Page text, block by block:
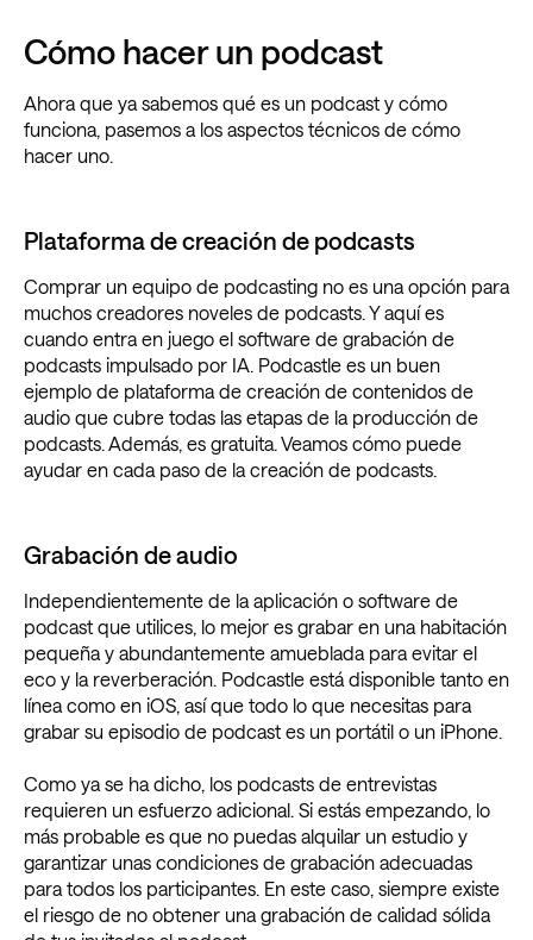
Cómo hacer un podcast
Ahora que ya sabemos qué es un podcast y cómo
funciona, pasemos a los aspectos técnicos de cómo
hacer uno.
Plataforma de creación de podcasts
Comprar un equipo de podcasting no es una opción para
muchos creadores noveles de podcasts. Y aquí es
cuando entra en juego el software de grabación de
podcasts impulsado por IA. Podcastle es un buen
ejemplo de plataforma de creación de contenidos de
audio que cubre todas las etapas de la producción de
podcasts. Además, es gratuita. Veamos cómo puede
ayudar en cada paso de la creación de podcasts.
Grabación de audio
Independientemente de la aplicación o software de
podcast que utilices, lo mejor es grabar en una habitación
pequeña y abundantemente amueblada para evitar el
eco y la reverberación. Podcastle está disponible tanto en
línea como en iOS, así que todo lo que necesitas para
grabar su episodio de podcast es un portátil o un iPhone.
Como ya se ha dicho, los podcasts de entrevistas
requieren un esfuerzo adicional. Si estás empezando, lo
más probable es que no puedas alquilar un estudio y
garantizar unas condiciones de grabación adecuadas
para todos los participantes. En este caso, siempre existe
el riesgo de no obtener una grabación de calidad sólida